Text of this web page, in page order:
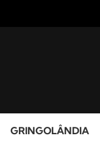
GRINGOLÂNDIA